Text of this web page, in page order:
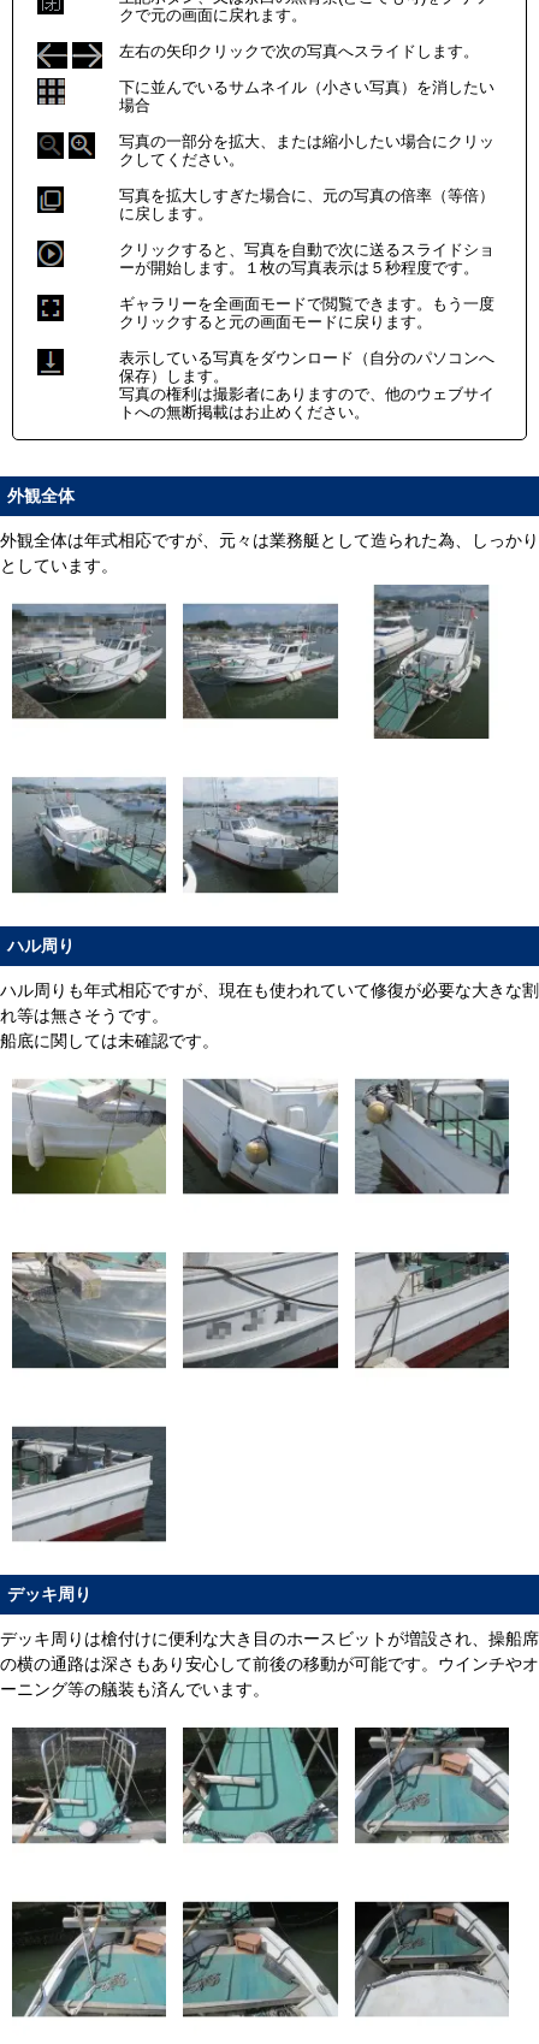
クで元の画面に戻れます。
左右の矢印クリックで次の写真へスライドします。
下に並んでいるサムネイル（小さい写真）を消したい
場合
写真の一部分を拡大、または縮小したい場合にクリッ
クしてください。
写真を拡大しすぎた場合に、元の写真の倍率（等倍）
に戻します。
クリックすると、写真を自動で次に送るスライドショ
ーが開始します。１枚の写真表示は５秒程度です。
ギャラリーを全画面モードで閲覧できます。もう一度
クリックすると元の画面モードに戻ります。
表示している写真をダウンロード（自分のパソコンへ
保存）します。
写真の権利は撮影者にありますので、他のウェブサイ
トへの無断掲載はお止めください。
外観全体
外観全体は年式相応ですが、元々は業務艇として造られた為、しっかり
としています。
ハル周り
ハル周りも年式相応ですが、現在も使われていて修復が必要な大きな割
れ等は無さそうです。
船底に関しては未確認です。
デッキ周り
デッキ周りは槍付けに便利な大き目のホースビットが増設され、操船席
の横の通路は深さもあり安心して前後の移動が可能です。ウインチやオ
ーニング等の艤装も済んでいます。